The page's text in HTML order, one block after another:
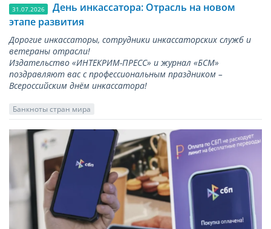
31.07.2026
День инкассатора: Отрасль на новом
этапе развития
Дорогие инкассаторы, сотрудники инкассаторских служб и
ветераны отрасли!
Издательство «ИНТЕКРИМ-ПРЕСС» и журнал «БСМ»
поздравляют вас с профессиональным праздником –
Всероссийским днём инкассатора!
Банкноты стран мира